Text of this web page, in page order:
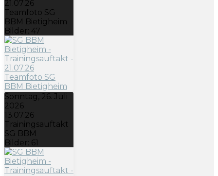
21.07.26
Teamfoto SG
BBM Bietigheim
Bilder: 47
Sonntag, 26. Juli
2026
13.07.26
Trainingsauftakt
SG BBM
Bilder: 61